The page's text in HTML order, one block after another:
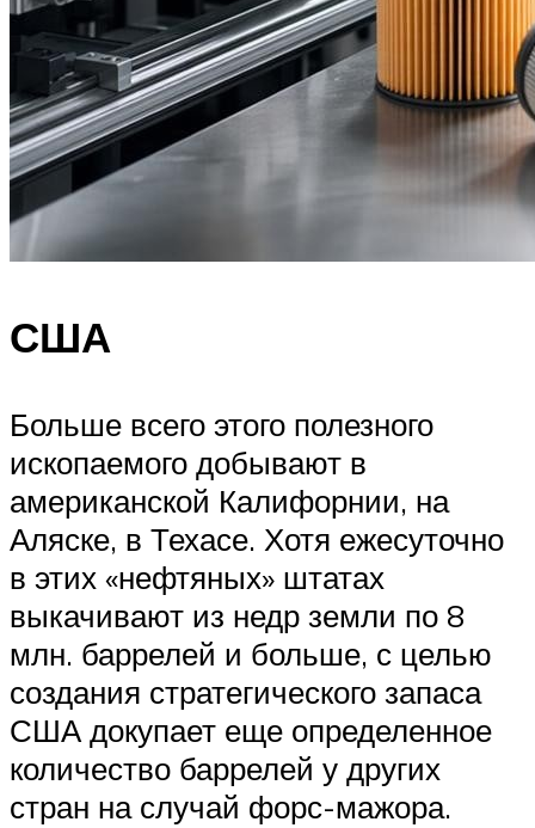
США
Больше всего этого полезного
ископаемого добывают в
американской Калифорнии, на
Аляске, в Техасе. Хотя ежесуточно
в этих «нефтяных» штатах
выкачивают из недр земли по 8
млн. баррелей и больше, с целью
создания стратегического запаса
США докупает еще определенное
количество баррелей у других
стран на случай форс-мажора.